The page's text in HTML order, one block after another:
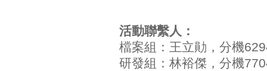
活動聯繫人：
檔案組：王立勛，分機
研發組：林裕傑，分機